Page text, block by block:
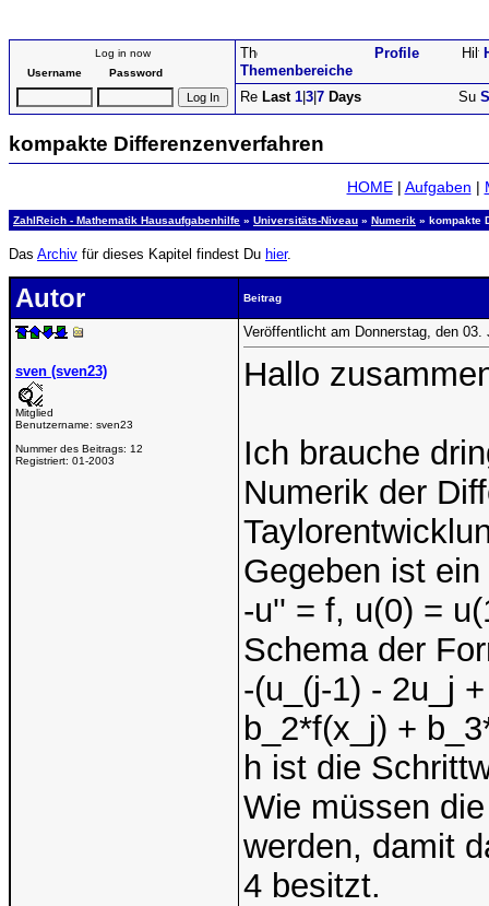
Log in now
Username
Password Themenbereiche
Profile
Last 1 3 7 Days
kompakte Differenzenverfahren
HOME| Aufgaben |
ZahlReich - Mathematik Hausaufgabenhilfe » Universitäts-Niveau » Numerik » kompakte
Das Archiv für dieses Kapitel findest Du hier.
Autor Beitrag
sven (sven23)
Mitglied
Benutzername: sven23
Nummer des Beitrags: 12
Registriert: 01-2003
Veröffentlicht am Donnerstag, den
Hallo
Ich brauche
Numerik der
Gegeben ist
-u'' = f, u(0) =
Schema der
-(u_(j-1) - 2u_j
b_2*f(x_j) +
h ist die
Wie müssen
werden, damit
4 besitzt.